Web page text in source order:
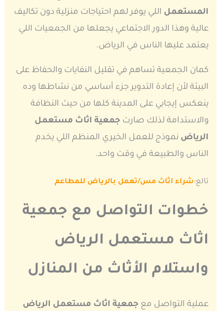
المستعمل اللي يوفر لهم احتياجات منزلية دون تكاليف
عالية وهذا الدور الاجتماعي يجعلها من الجمعيات اللي
يعتمد عليها الناس في الرياض.
كمان الجمعية تساهم في تقليل النفايات والحفاظ على
البيئة لأن إعادة التدوير جزء أساسي من نشاطها وده
ينعكس إيجابي على المدينة كلها من حيث النظافة
والاستدامة لذلك صارت جمعية اثاث مستعمل
الرياض نموذج للعمل الخيري المنظم اللي يخدم
الناس والطبيعة في وقت واحد.
تالع:شراء اثاث مس/تعمل بالرياض للمطاعم
خطوات التواصل مع جمعية
اثاث مستعمل الرياض
واستلام الأثاث من المنازل
عملية التواصل مع جمعية اثاث مستعمل الرياض